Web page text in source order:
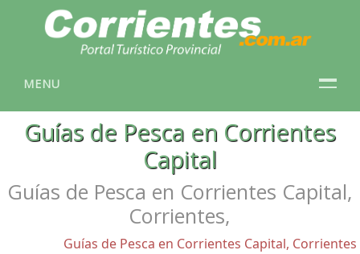
MENU
Guías de Pesca en Corrientes
Capital
Guías de Pesca en Corrientes Capital,
Corrientes,
Guías de Pesca en Corrientes Capital, Corrientes